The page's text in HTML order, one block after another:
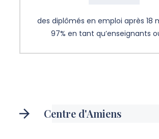
des diplômés en emploi après 18
97% en tant qu’enseignants
Centre d'Amiens